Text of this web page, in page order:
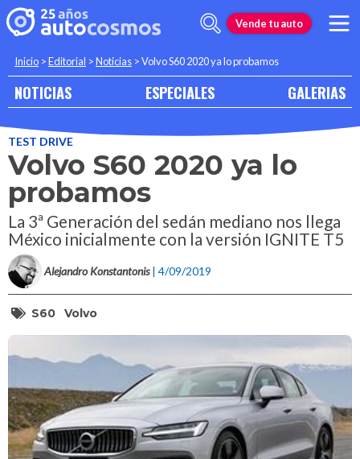
Vende tu auto
Inicio >Editorial >Noticias >Volvo S60 2020 ya lo probamos
NOTICIAS ESPECIALES GALERIAS
TEST DRIVE
Volvo S60 2020 ya lo
probamos
La 3ª Generación del sedán mediano nos llega
México inicialmente con la versión IGNITE T5
Alejandro Konstantonis | 4/09/2019
S60 Volvo